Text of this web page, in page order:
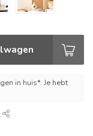
in huis*. Je hebt